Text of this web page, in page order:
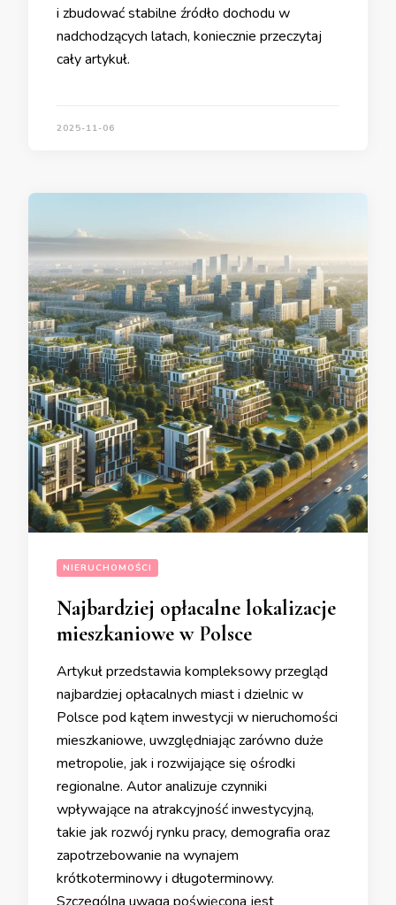
i zbudować stabilne źródło dochodu w
nadchodzących latach, koniecznie przeczytaj
cały artykuł.
2025-11-06
NIERUCHOMOŚCI
Najbardziej opłacalne lokalizacje
mieszkaniowe w Polsce
Artykuł przedstawia kompleksowy przegląd
najbardziej opłacalnych miast i dzielnic w
Polsce pod kątem inwestycji w nieruchomości
mieszkaniowe, uwzględniając zarówno duże
metropolie, jak i rozwijające się ośrodki
regionalne. Autor analizuje czynniki
wpływające na atrakcyjność inwestycyjną,
takie jak rozwój rynku pracy, demografia oraz
zapotrzebowanie na wynajem
krótkoterminowy i długoterminowy.